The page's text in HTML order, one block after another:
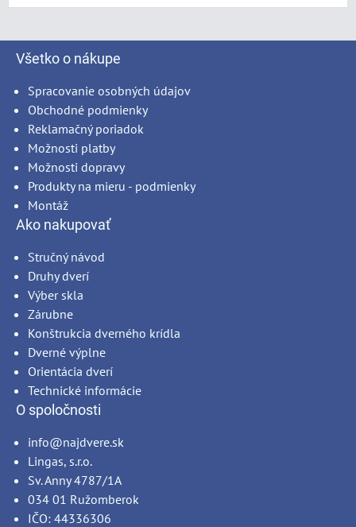
Všetko o nákupe
Spracovanie osobných údajov
Obchodné podmienky
Reklamačný poriadok
Možnosti platby
Možnosti dopravy
Produkty na mieru - podmienky
Montáž
Ako nakupovať
Stručný návod
Druhy dverí
Výber skla
Zárubne
Konštrukcia dverného krídla
Dverné výplne
Orientácia dverí
Technické informácie
O spoločnosti
info@najdvere.sk
Lingas, s.r.o.
Sv. Anny 4787/1A
034 01 Ružomberok
IČO: 44336306